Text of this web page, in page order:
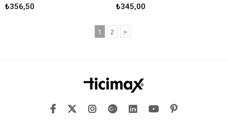
₺356,50 ₺345,00
1 2 >